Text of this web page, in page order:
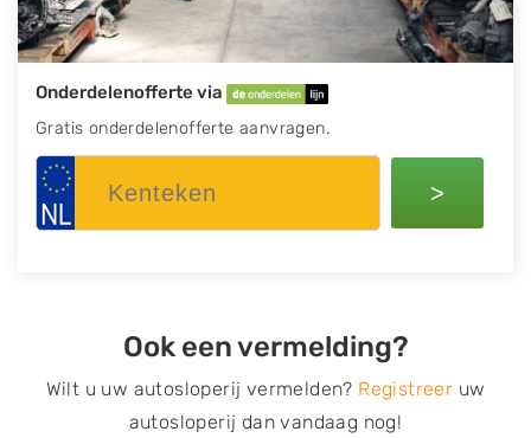
Onderdelenofferte via
Gratis onderdelenofferte aanvragen.
>
Ook een vermelding?
Wilt u uw autosloperij vermelden? Registreer uw
autosloperij dan vandaag nog!